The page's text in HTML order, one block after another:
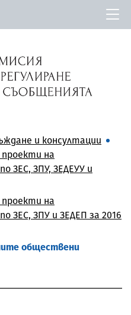
и консултации
на
ЗЕС, ЗПУ, ЗЕДЕУУ и
на
ЗЕС, ЗПУ и ЗЕДЕП за 2016
обществени